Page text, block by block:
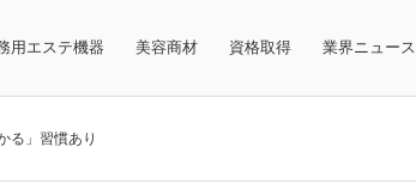
用エステ機器 美容商材 資格取得 業界ニュース
る」習慣あり